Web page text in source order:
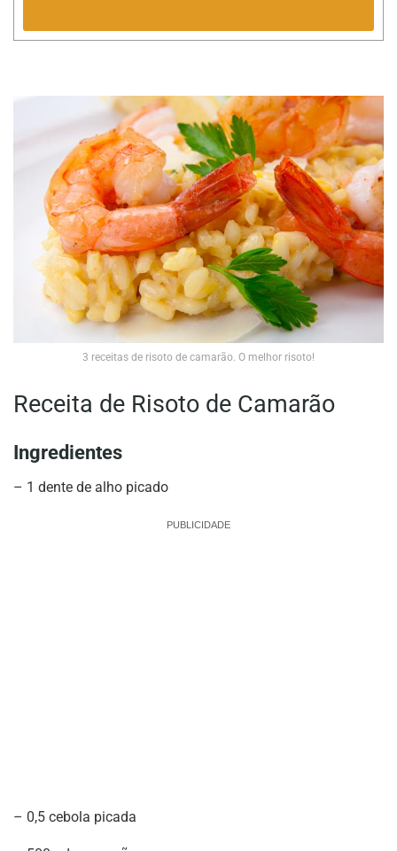
3 receitas de risoto de camarão. O melhor risoto!
Receita de Risoto de Camarão
Ingredientes
– 1 dente de alho picado
PUBLICIDADE
– 0,5 cebola picada